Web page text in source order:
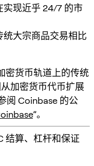
实现近乎 24/7 的市
统大宗商品交易相比
密货币轨道上的传统
加密货币代币扩展
阅 Coinbase 的公
”。
结算、杠杆和保证